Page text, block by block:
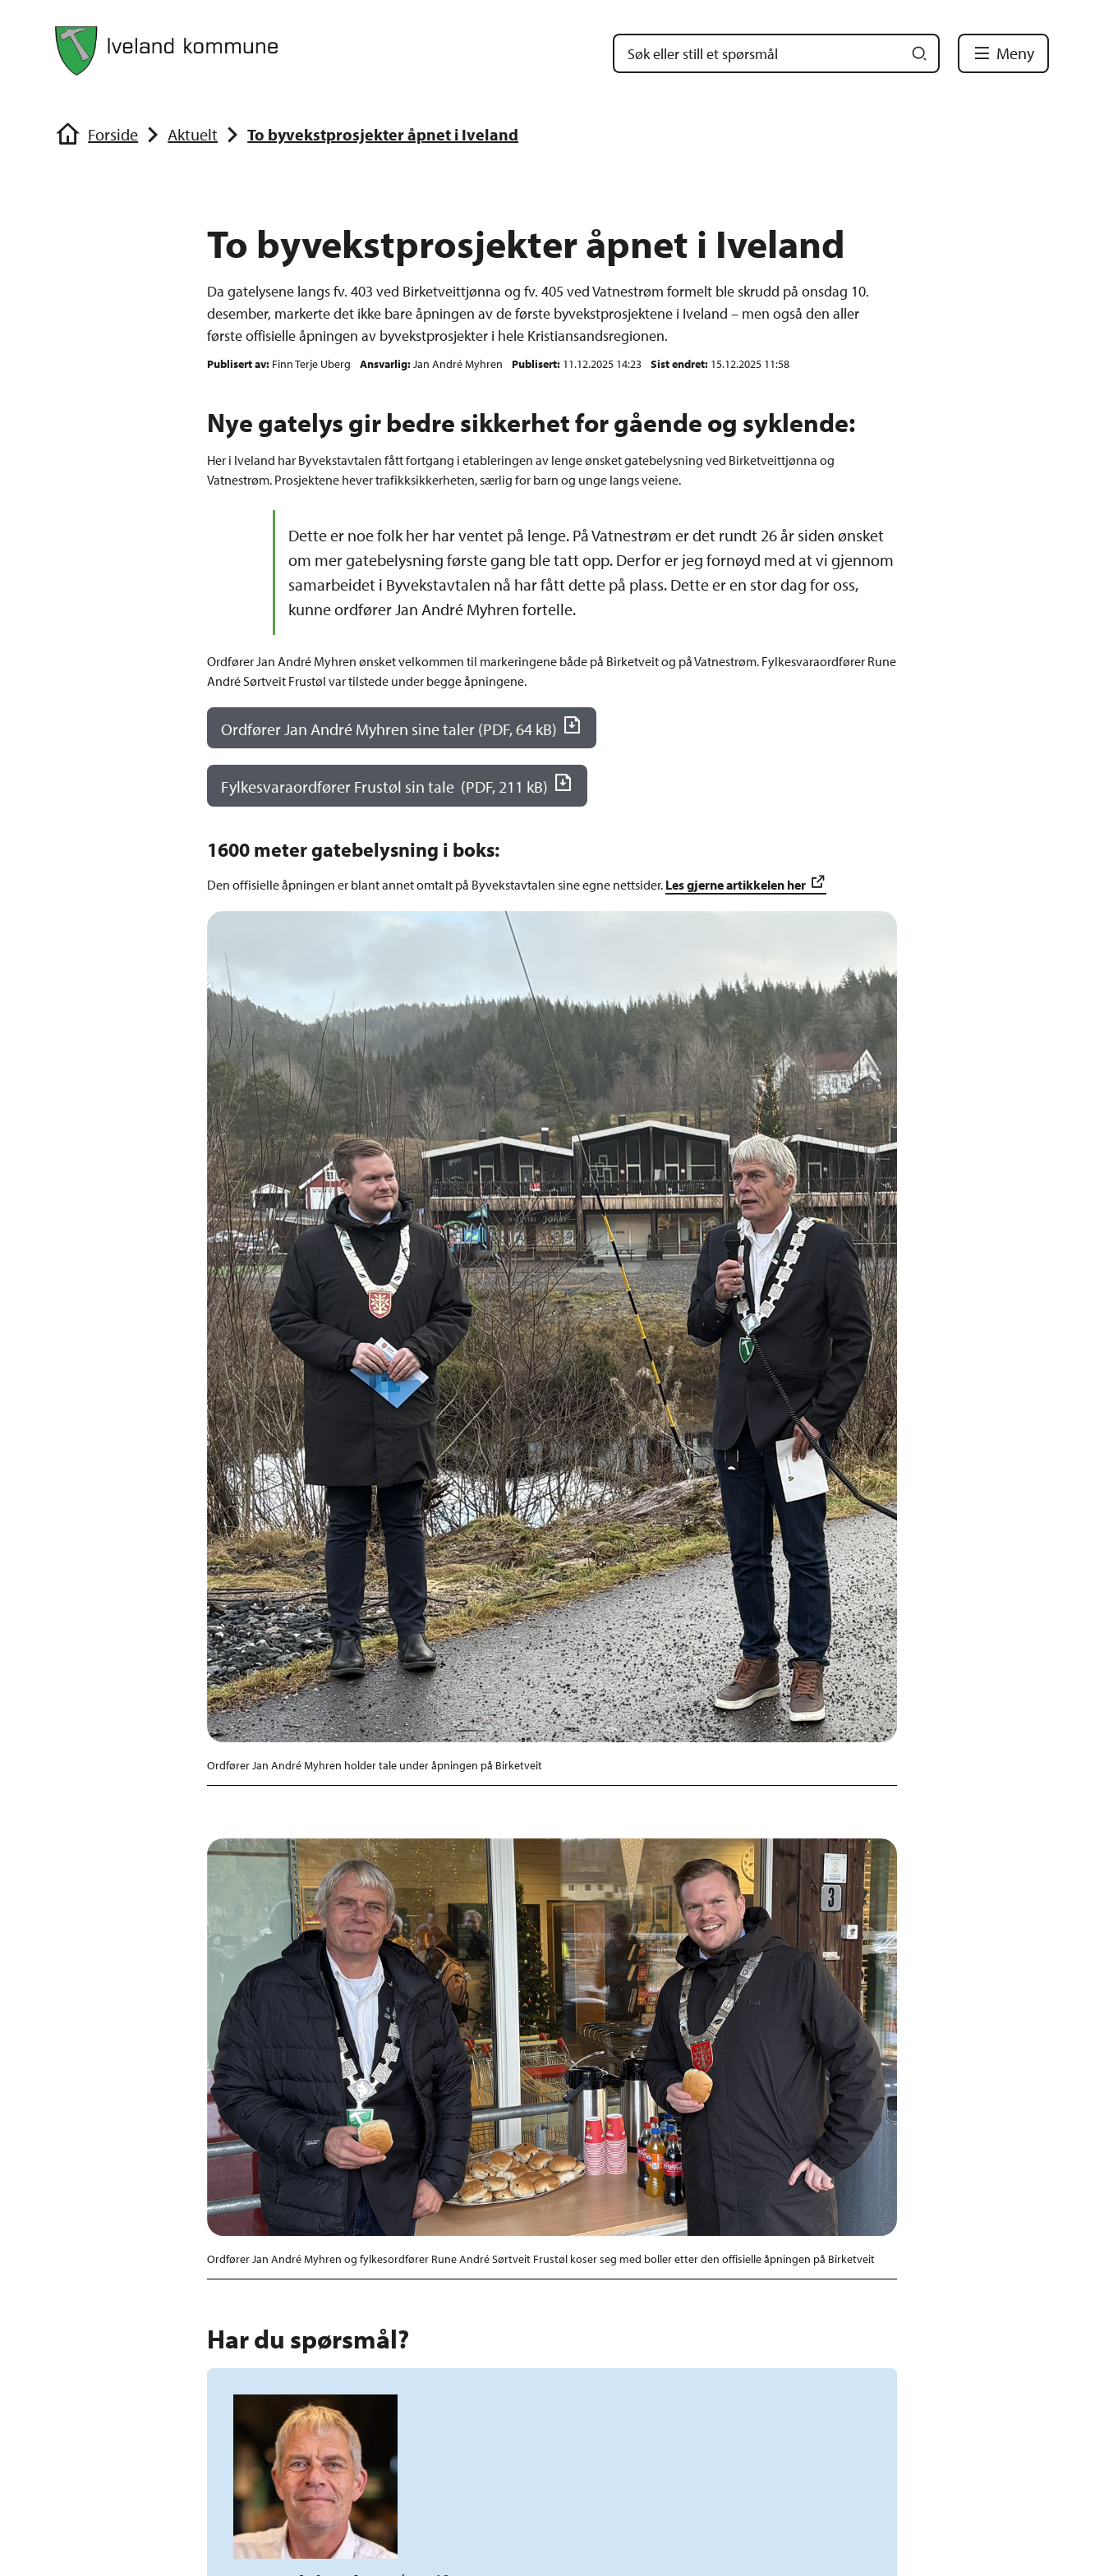
Iveland kommune
Meny
Du er her:Forside Aktuelt To byvekstprosjekter åpnet i Iveland
To byvekstprosjekter åpnet i Iveland
Da gatelysene langs fv. 403 ved Birketveittjønna og fv. 405 ved Vatnestrøm formelt ble skrudd på onsdag 10.
desember, markerte det ikke bare åpningen av de første byvekstprosjektene i Iveland – men også den aller
første offisielle åpningen av byvekstprosjekter i hele Kristiansandsregionen.
Publisert av Finn Terje Uberg Ansvarlig Jan André Myhren Publisert 11.12.2025 14:23 Sist endret 15.12.2025 11:58
Nye gatelys gir bedre sikkerhet for gående og syklende:
Her i Iveland har Byvekstavtalen fått fortgang i etableringen av lenge ønsket gatebelysning ved Birketveittjønna og
Vatnestrøm. Prosjektene hever trafikksikkerheten, særlig for barn og unge langs veiene.
Dette er noe folk her har ventet på lenge. På Vatnestrøm er det rundt 26 år siden ønsket
om mer gatebelysning første gang ble tatt opp. Derfor er jeg fornøyd med at vi gjennom
samarbeidet i Byvekstavtalen nå har fått dette på plass. Dette er en stor dag for oss,
kunne ordfører Jan André Myhren fortelle.
Ordfører Jan André Myhren ønsket velkommen til markeringene både på Birketveit og på Vatnestrøm. Fylkesvaraordfører Rune
André Sørtveit Frustøl var tilstede under begge åpningene.
Ordfører Jan André Myhren sine taler (PDF, 64 kB)
Fylkesvaraordfører Frustøl sin tale (PDF, 211 kB)
1600 meter gatebelysning i boks:
Den offisielle åpningen er blant annet omtalt på Byvekstavtalen sine egne nettsider. Les gjerne artikkelen her
Ordfører Jan André Myhren holder tale under åpningen på Birketveit
Ordfører Jan André Myhren og fylkesordfører Rune André Sørtveit Frustøl koser seg med boller etter den offisielle åpningen på Birketveit
Har du spørsmål?